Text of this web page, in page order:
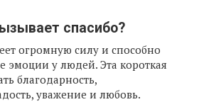
спасибо?
огромную силу и способно
эмоции у людей. Эта короткая
благодарность,
уважение и любовь.